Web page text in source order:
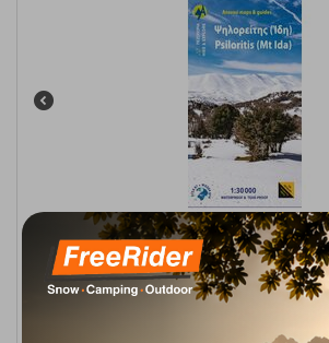
Χάρτης Ανάβαση Ψηλορείτης (Όρος
Κωδικός: FRE-5336
Άμεσαδιαθέσιμο